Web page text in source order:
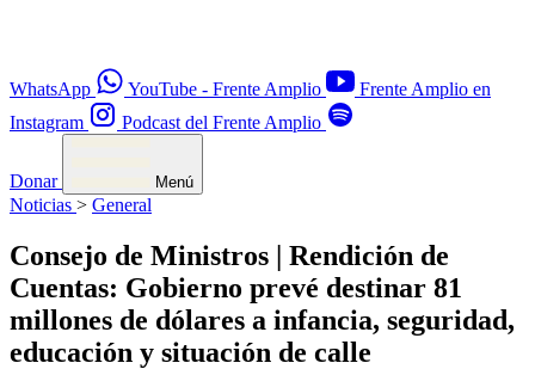
WhatsApp YouTube - Frente Amplio
Frente Amplio en
Instagram
Podcast del Frente Amplio
Donar Menú
Noticias > General
Consejo de Ministros | Rendición de
Cuentas: Gobierno prevé destinar 81
millones de dólares a infancia, seguridad,
educación y situación de calle